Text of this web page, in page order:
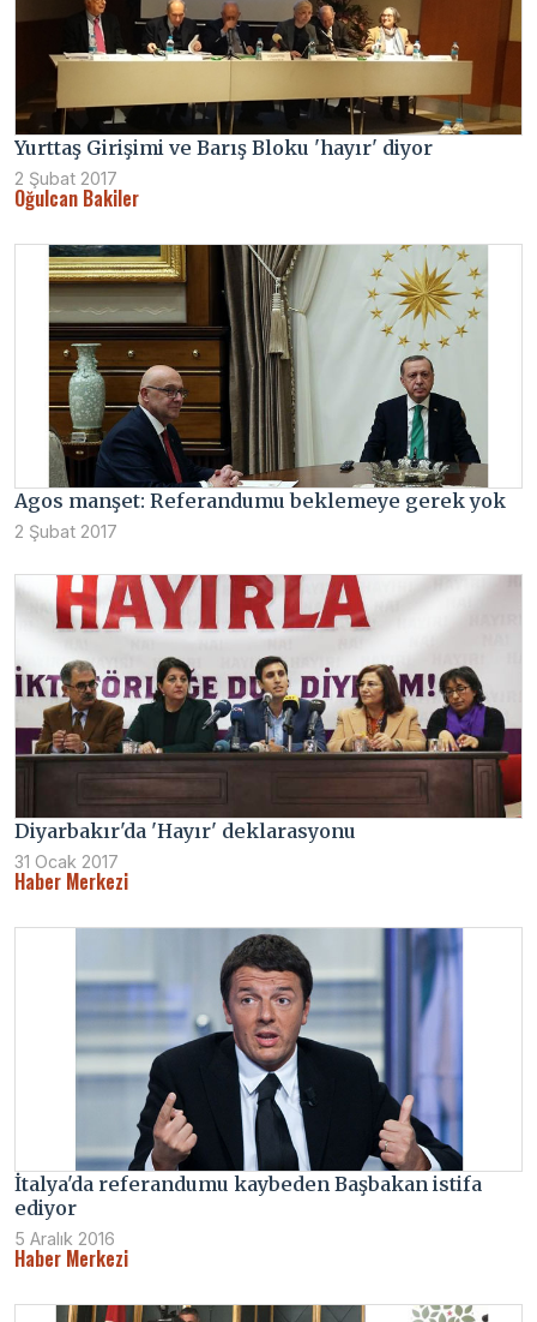
Yurttaş Girişimi ve Barış Bloku 'hayır' diyor
2 Şubat 2017
Oğulcan Bakiler
Agos manşet: Referandumu beklemeye gerek yok
2 Şubat 2017
Diyarbakır'da 'Hayır' deklarasyonu
31 Ocak 2017
Haber Merkezi
İtalya'da referandumu kaybeden Başbakan istifa
ediyor
5 Aralık 2016
Haber Merkezi